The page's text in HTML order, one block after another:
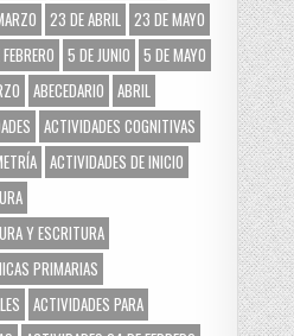
23 DE ABRIL 23 DE MAYO
5 DE JUNIO 5 DE MAYO
ABECEDARIO ABRIL
ACTIVIDADES COGNITIVAS
ACTIVIDADES DE INICIO
Y ESCRITURA
PRIMARIAS
ACTIVIDADES PARA